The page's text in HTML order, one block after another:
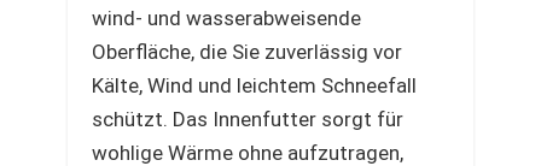
wind- und wasserabweisende
Oberfläche, die Sie zuverlässig vor
Kälte, Wind und leichtem Schneefall
schützt. Das Innenfutter sorgt für
wohlige Wärme ohne aufzutragen,